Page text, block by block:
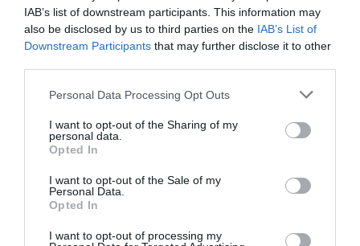
IAB’s list of downstream participants. This information may
also be disclosed by us to third parties on the IAB’s List of
Downstream Participants that may further disclose it to other
Personal Data Processing Opt Outs
I want to opt-out of the Sharing of my
personal data.
Opted In
I want to opt-out of the Sale of my
Personal Data.
Opted In
I want to opt-out of processing my
NOUS SOUTENIR
DERNIERS COMMENTAIRES
un peu n'importe quoi a commenté l'article :